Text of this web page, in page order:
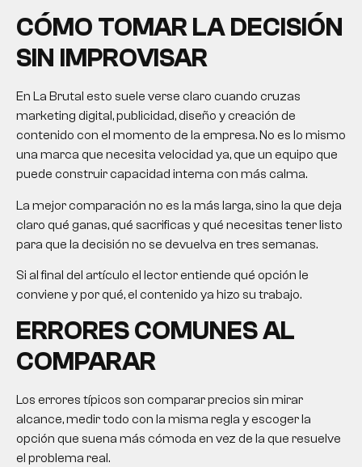
CÓMO TOMAR LA DECISIÓN
SIN IMPROVISAR
En La Brutal esto suele verse claro cuando cruzas
marketing digital, publicidad, diseño y creación de
contenido con el momento de la empresa. No es lo mismo
una marca que necesita velocidad ya, que un equipo que
puede construir capacidad interna con más calma.
La mejor comparación no es la más larga, sino la que deja
claro qué ganas, qué sacrificas y qué necesitas tener listo
para que la decisión no se devuelva en tres semanas.
Si al final del artículo el lector entiende qué opción le
conviene y por qué, el contenido ya hizo su trabajo.
ERRORES COMUNES AL
COMPARAR
Los errores típicos son comparar precios sin mirar
alcance, medir todo con la misma regla y escoger la
opción que suena más cómoda en vez de la que resuelve
el problema real.